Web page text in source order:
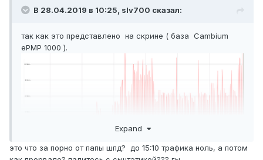
В 28.04.2019 в 10:25, slv700 сказал:
так как это представлено на скрине ( база Cambium
ePMP 1000 ).
Expand
это что за порно от папы шпд? до 15:10 трафика ноль, а потом